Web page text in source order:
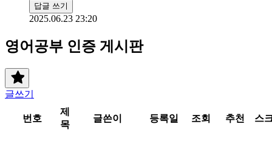
답글 쓰기
2025.06.23 23:20
영어공부 인증 게시판
글쓰기
번호
제
목
글쓴이 등록일 조회 추천 스